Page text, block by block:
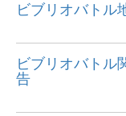
ビブリオバト
ビブリオバト
告